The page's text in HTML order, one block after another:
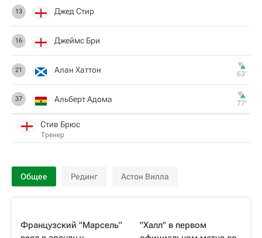
13 Джед Стир
16 Джеймс Бри
21 Алан Хаттон 63‎’‎
37 Альберт Адома 77‎’‎
Стив Брюс
Тренер
Общее Рединг Астон Вилла
Французский "Марсель"
"Халл" в первом